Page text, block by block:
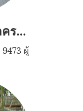
กิจกรรมชิงรางวัลครบรอบวันเปิดร้านใหม่ปีที่6
9473 ผู้